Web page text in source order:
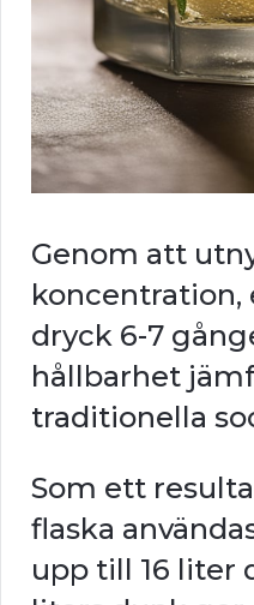
Genom att
koncentration,
dryck 6-7
hållbarhet
traditionella
Som ett
flaska
upp till 16 liter